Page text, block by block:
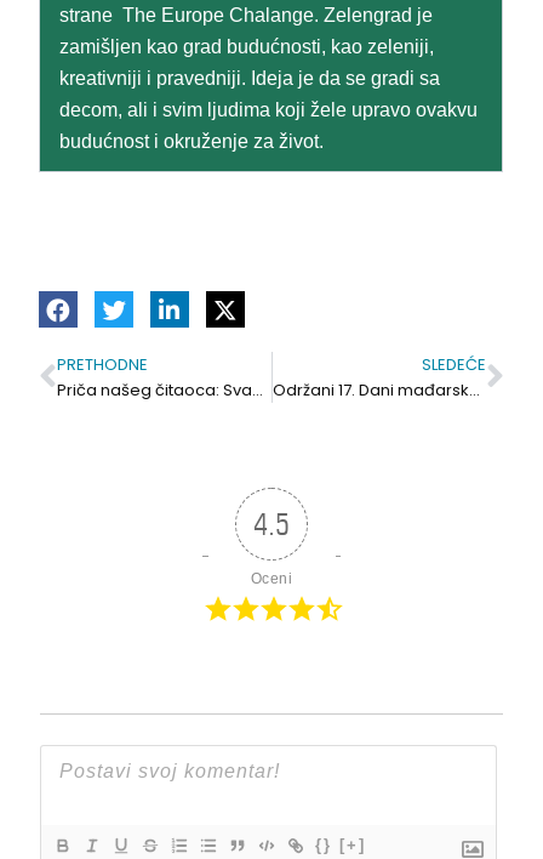
strane The Europe Chalange. Zelengrad je
zamišljen kao grad budućnosti, kao zeleniji,
kreativniji i pravedniji. Ideja je da se gradi sa
decom, ali i svim ljudima koji žele upravo ovakvu
budućnost i okruženje za život.
Prev
PRETHODNE
Priča našeg čitaoca: Svakome je njegovo najpreče
SLEDEĆE
Održani 17. Dani mađarske kuhinje: Najbolji gulaš skuvao Sarvaš, najlepši štand imao Titel, a naša Olja dovela đake iz Bačke Topole po pehar
4.5
Oceni
{} [+]